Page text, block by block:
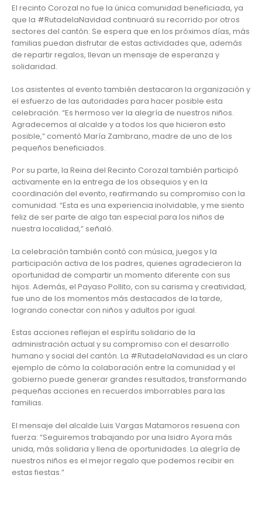
El recinto Corozal no fue la única comunidad beneficiada, ya
que la #RutadelaNavidad continuará su recorrido por otros
sectores del cantón. Se espera que en los próximos días, más
familias puedan disfrutar de estas actividades que, además
de repartir regalos, llevan un mensaje de esperanza y
solidaridad.
Los asistentes al evento también destacaron la organización y
el esfuerzo de las autoridades para hacer posible esta
celebración. “Es hermoso ver la alegría de nuestros niños.
Agradecemos al alcalde y a todos los que hicieron esto
posible,” comentó María Zambrano, madre de uno de los
pequeños beneficiados.
Por su parte, la Reina del Recinto Corozal también participó
activamente en la entrega de los obsequios y en la
coordinación del evento, reafirmando su compromiso con la
comunidad. “Esta es una experiencia inolvidable, y me siento
feliz de ser parte de algo tan especial para los niños de
nuestra localidad,” señaló.
La celebración también contó con música, juegos y la
participación activa de los padres, quienes agradecieron la
oportunidad de compartir un momento diferente con sus
hijos. Además, el Payaso Pollito, con su carisma y creatividad,
fue uno de los momentos más destacados de la tarde,
logrando conectar con niños y adultos por igual.
Estas acciones reflejan el espíritu solidario de la
administración actual y su compromiso con el desarrollo
humano y social del cantón. La #RutadelaNavidad es un claro
ejemplo de cómo la colaboración entre la comunidad y el
gobierno puede generar grandes resultados, transformando
pequeñas acciones en recuerdos imborrables para las
familias.
El mensaje del alcalde Luis Vargas Matamoros resuena con
fuerza: “Seguiremos trabajando por una Isidro Ayora más
unida, más solidaria y llena de oportunidades. La alegría de
nuestros niños es el mejor regalo que podemos recibir en
estas fiestas.”